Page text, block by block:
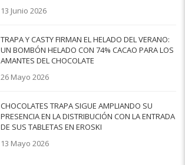
13 Junio 2026
TRAPA Y CASTY FIRMAN EL HELADO DEL VERANO:
UN BOMBÓN HELADO CON 74% CACAO PARA LOS
AMANTES DEL CHOCOLATE
26 Mayo 2026
CHOCOLATES TRAPA SIGUE AMPLIANDO SU
PRESENCIA EN LA DISTRIBUCIÓN CON LA ENTRADA
DE SUS TABLETAS EN EROSKI
13 Mayo 2026